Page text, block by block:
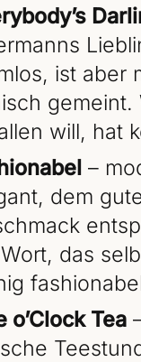
ist aber
gemeint.
will, hat
–
dem
das
o’Clock Tea